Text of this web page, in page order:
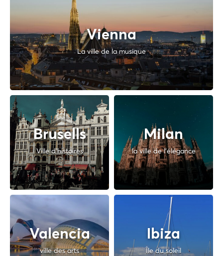
Vienna
La ville de la musique
Brusells
Ville d'histoires
Milan
la ville de l'élégance
Valencia
ville des arts
Ibiza
Île du soleil